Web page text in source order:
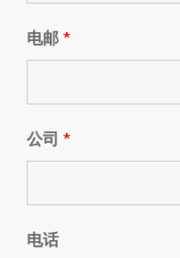
电邮 *
公司 *
电话